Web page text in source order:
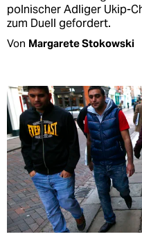
polnischer Adliger Ukip-
zum Duell gefordert.
Von Margarete Stokowski